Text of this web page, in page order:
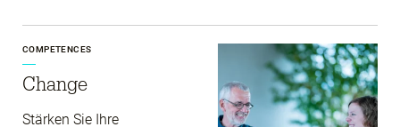
COMPETENCES
Change
Stärken Sie Ihre